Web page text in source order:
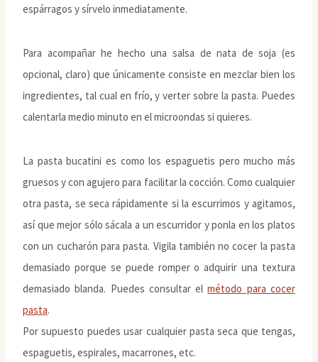
espárragos y sírvelo inmediatamente.
Para acompañar he hecho una salsa de nata de soja (es
opcional, claro) que únicamente consiste en mezclar bien los
ingredientes, tal cual en frío, y verter sobre la pasta. Puedes
calentarla medio minuto en el microondas si quieres.
La pasta bucatini es como los espaguetis pero mucho más
gruesos y con agujero para facilitar la cocción. Como cualquier
otra pasta, se seca rápidamente si la escurrimos y agitamos,
así que mejor sólo sácala a un escurridor y ponla en los platos
con un cucharón para pasta. Vigila también no cocer la pasta
demasiado porque se puede romper o adquirir una textura
demasiado blanda. Puedes consultar elmétodo para cocer
pasta.
Por supuesto puedes usar cualquier pasta seca que tengas,
espaguetis, espirales, macarrones, etc.